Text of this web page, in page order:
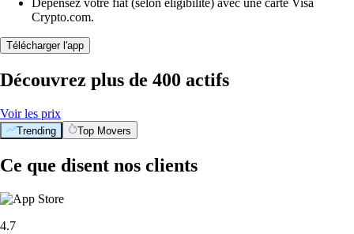
Dépensez votre fiat (selon éligibilité) avec une carte Visa
Crypto.com.
Télécharger l'app
Découvrez plus de 400 actifs
Voir les prix
Trending Top Movers
Ce que disent nos clients
4.7